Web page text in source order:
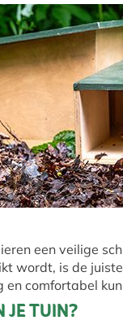
een veilige
wordt, is de
comfortabel
JE TUIN?